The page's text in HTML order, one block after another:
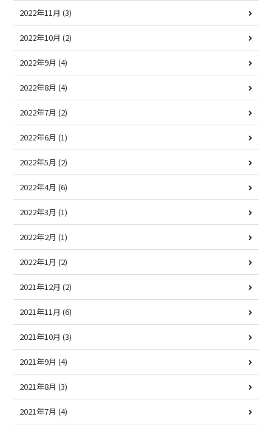
2022年11月 (3)
2022年10月 (2)
2022年9月 (4)
2022年8月 (4)
2022年7月 (2)
2022年6月 (1)
2022年5月 (2)
2022年4月 (6)
2022年3月 (1)
2022年2月 (1)
2022年1月 (2)
2021年12月 (2)
2021年11月 (6)
2021年10月 (3)
2021年9月 (4)
2021年8月 (3)
2021年7月 (4)